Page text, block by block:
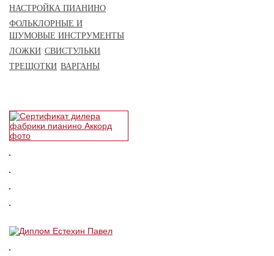
НАСТРОЙКА ПИАНИНО
ФОЛЬКЛОРНЫЕ И
ШУМОВЫЕ ИНСТРУМЕНТЫ
ЛОЖКИ СВИСТУЛЬКИ
ТРЕЩОТКИ ВАРГАНЫ